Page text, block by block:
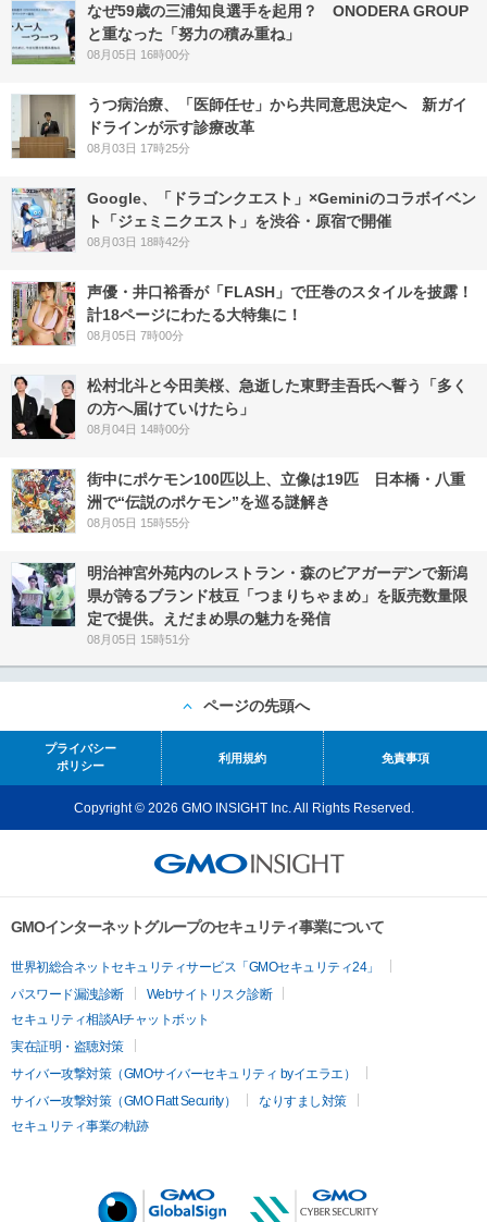
なぜ59歳の三浦知良選手を起用？ ONODERA GROUP
と重なった「努力の積み重ね」
08月05日 16時00分
うつ病治療、「医師任せ」から共同意思決定へ 新ガイ
ドラインが示す診療改革
08月03日 17時25分
Google、「ドラゴンクエスト」×Geminiのコラボイベン
ト「ジェミニクエスト」を渋谷・原宿で開催
08月03日 18時42分
声優・井口裕香が「FLASH」で圧巻のスタイルを披露！
計18ページにわたる大特集に！
08月05日 7時00分
松村北斗と今田美桜、急逝した東野圭吾氏へ誓う「多く
の方へ届けていけたら」
08月04日 14時00分
街中にポケモン100匹以上、立像は19匹 日本橋・八重
洲で“伝説のポケモン”を巡る謎解き
08月05日 15時55分
明治神宮外苑内のレストラン・森のビアガーデンで新潟
県が誇るブランド枝豆「つまりちゃまめ」を販売数量限
定で提供。えだまめ県の魅力を発信
08月05日 15時51分
ページの先頭へ
プライバシー
ポリシー
利用規約 免責事項
Copyright © 2026 GMO INSIGHT Inc. All Rights Reserved.
GMOインターネットグループのセキュリティ事業について
世界初総合ネットセキュリティサービス「GMOセキュリティ24」
パスワード漏洩診断
Webサイトリスク診断
セキュリティ相談AIチャットボット
実在証明・盗聴対策
サイバー攻撃対策（GMOサイバーセキュリティ byイエラエ）
サイバー攻撃対策（GMO Flatt Security）
なりすまし対策
セキュリティ事業の軌跡